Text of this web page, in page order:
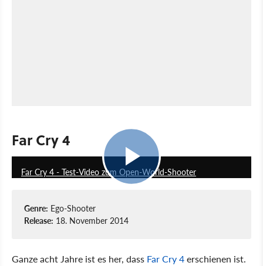
Far Cry 4
Far Cry 4 - Test-Video zum Open-World-Shooter
Genre: Ego-Shooter
Release: 18. November 2014
Ganze acht Jahre ist es her, dass Far Cry 4erschienen ist.